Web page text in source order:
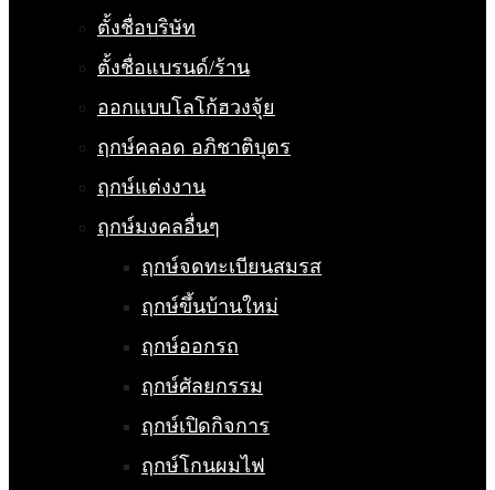
ตั้งชื่อบริษัท
ตั้งชื่อแบรนด์/ร้าน
ออกแบบโลโก้ฮวงจุ้ย
ฤกษ์คลอด อภิชาติบุตร
ฤกษ์แต่งงาน
ฤกษ์มงคลอื่นๆ
ฤกษ์จดทะเบียนสมรส
ฤกษ์ขึ้นบ้านใหม่
ฤกษ์ออกรถ
ฤกษ์ศัลยกรรม
ฤกษ์เปิดกิจการ
ฤกษ์โกนผมไฟ